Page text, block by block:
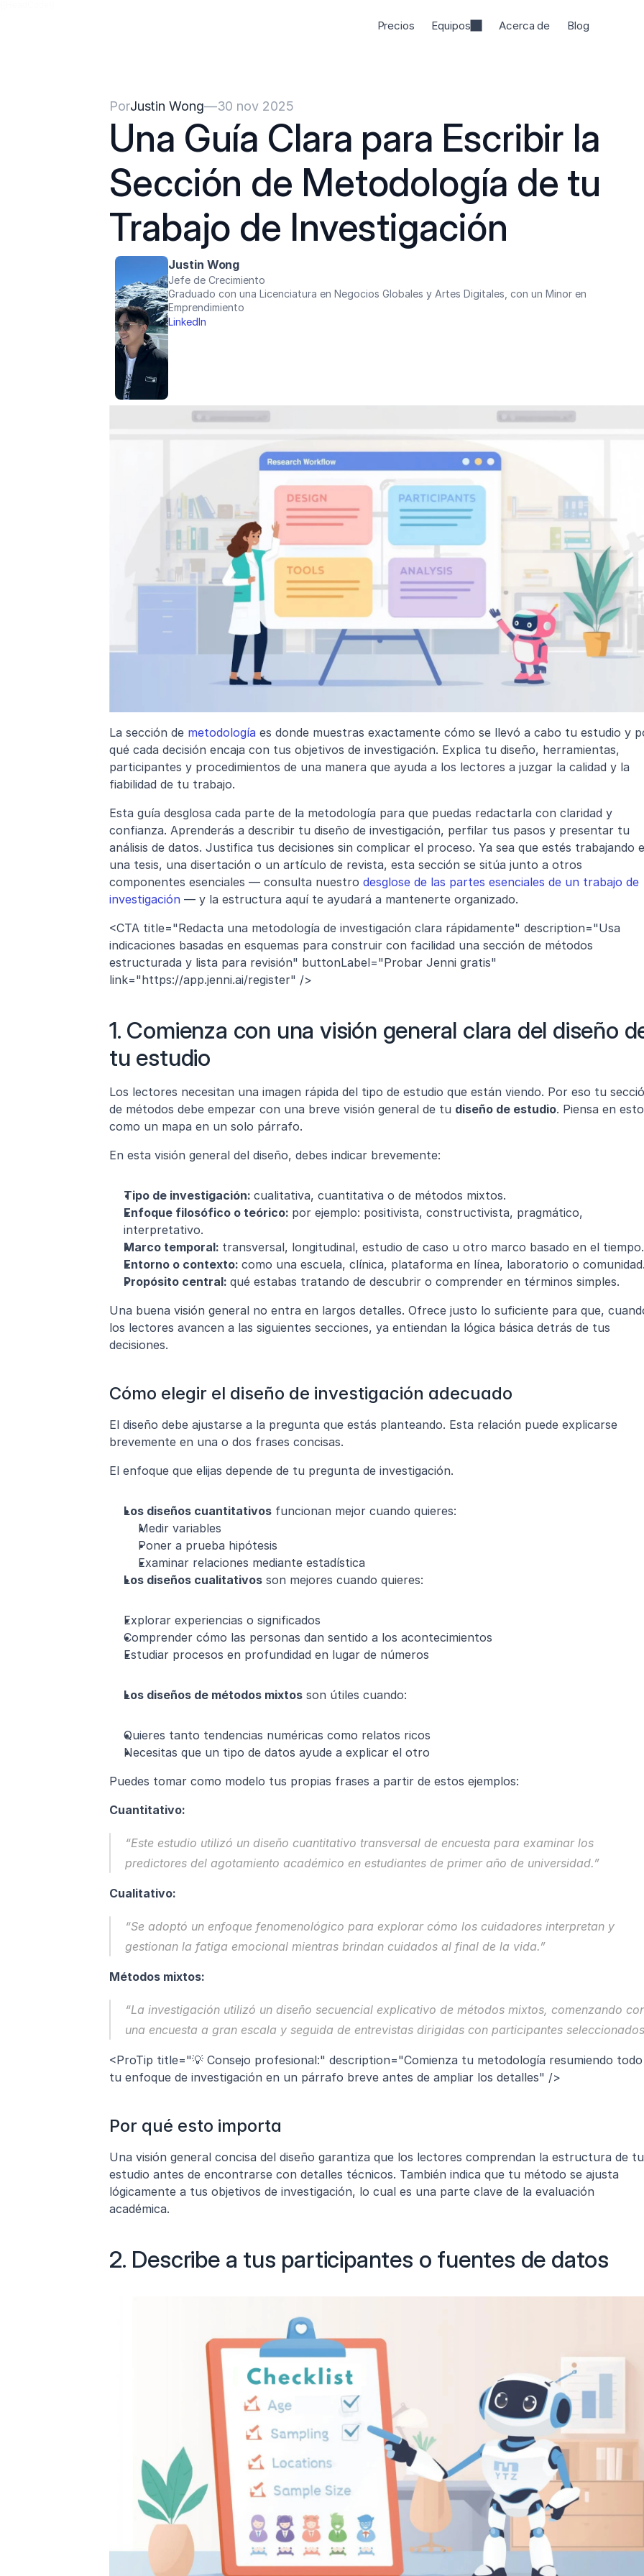
Precios Equipos Acerca de Blog
PorJustin Wong—30 nov 2025
Una Guía Clara para Escribir la
Sección de Metodología de tu
Trabajo de Investigación
Justin Wong
Jefe de Crecimiento
Graduado con una Licenciatura en Negocios Globales y Artes Digitales, con un Minor en
Emprendimiento
LinkedIn
La sección de metodología es donde muestras exactamente cómo se llevó a cabo tu estudio y
qué cada decisión encaja con tus objetivos de investigación. Explica tu diseño, herramientas,
participantes y procedimientos de una manera que ayuda a los lectores a juzgar la calidad y la
fiabilidad de tu trabajo.
Esta guía desglosa cada parte de la metodología para que puedas redactarla con claridad y
confianza. Aprenderás a describir tu diseño de investigación, perfilar tus pasos y presentar tu
análisis de datos. Justifica tus decisiones sin complicar el proceso. Ya sea que estés trabajando
una tesis, una disertación o un artículo de revista, esta sección se sitúa junto a otros
componentes esenciales — consulta nuestro desglose de las partes esenciales de un trabajo de
investigación — y la estructura aquí te ayudará a mantenerte organizado.
<CTA title="Redacta una metodología de investigación clara rápidamente" description="Usa
indicaciones basadas en esquemas para construir con facilidad una sección de métodos
estructurada y lista para revisión" buttonLabel="Probar Jenni gratis"
link="https://app.jenni.ai/register" />
1. Comienza con una visión general clara del diseño
tu estudio
Los lectores necesitan una imagen rápida del tipo de estudio que están viendo. Por eso tu
de métodos debe empezar con una breve visión general de tu diseño de estudio. Piensa en esto
como un mapa en un solo párrafo.
En esta visión general del diseño, debes indicar brevemente:
Tipo de investigación: cualitativa, cuantitativa o de métodos mixtos.
Enfoque filosófico o teórico: por ejemplo: positivista, constructivista, pragmático,
interpretativo.
Marco temporal: transversal, longitudinal, estudio de caso u otro marco basado en el tiempo.
Entorno o contexto: como una escuela, clínica, plataforma en línea, laboratorio o
Propósito central: qué estabas tratando de descubrir o comprender en términos simples.
Una buena visión general no entra en largos detalles. Ofrece justo lo suficiente para que,
los lectores avancen a las siguientes secciones, ya entiendan la lógica básica detrás de tus
decisiones.
Cómo elegir el diseño de investigación adecuado
El diseño debe ajustarse a la pregunta que estás planteando. Esta relación puede explicarse
brevemente en una o dos frases concisas.
El enfoque que elijas depende de tu pregunta de investigación.
Los diseños cuantitativos funcionan mejor cuando quieres:
Medir variables
Poner a prueba hipótesis
Examinar relaciones mediante estadística
Los diseños cualitativos son mejores cuando quieres:
Explorar experiencias o significados
Comprender cómo las personas dan sentido a los acontecimientos
Estudiar procesos en profundidad en lugar de números
Los diseños de métodos mixtos son útiles cuando:
Quieres tanto tendencias numéricas como relatos ricos
Necesitas que un tipo de datos ayude a explicar el otro
Puedes tomar como modelo tus propias frases a partir de estos ejemplos:
Cuantitativo:
“Este estudio utilizó un diseño cuantitativo transversal de encuesta para examinar los
predictores del agotamiento académico en estudiantes de primer año de universidad.”
Cualitativo:
“Se adoptó un enfoque fenomenológico para explorar cómo los cuidadores interpretan y
gestionan la fatiga emocional mientras brindan cuidados al final de la vida.”
Métodos mixtos:
“La investigación utilizó un diseño secuencial explicativo de métodos mixtos, comenzando
una encuesta a gran escala y seguida de entrevistas dirigidas con participantes
<ProTip title="💡 Consejo profesional:" description="Comienza tu metodología resumiendo todo
tu enfoque de investigación en un párrafo breve antes de ampliar los detalles" />
Por qué esto importa
Una visión general concisa del diseño garantiza que los lectores comprendan la estructura de tu
estudio antes de encontrarse con detalles técnicos. También indica que tu método se ajusta
lógicamente a tus objetivos de investigación, lo cual es una parte clave de la evaluación
académica.
2. Describe a tus participantes o fuentes de datos